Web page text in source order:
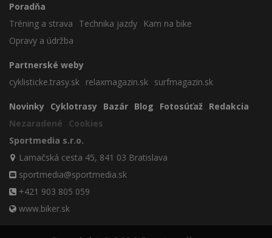
Poradňa
Tréning a strava
Technika jazdy
Kam na bike
Opravy a údržba
Partnerské weby
cyklisticke.trasy.sk relaxmagazin.sk surfmagazin.sk
Novinky Cyklotrasy Bazár Blog Fotosúťaž Redakcia
Nezaradené
Cookies
Sportmedia s.r.o.
Lamačská cesta 45, 841 03 Bratislava
sportmedia@sportmedia.sk
+421 903 805 059
www.biker.sk